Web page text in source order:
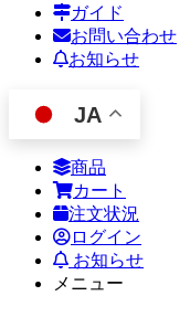
ガイド
お問い合わせ
お知らせ
JA
商品
カート
注文状況
ログイン
お知らせ
メニュー